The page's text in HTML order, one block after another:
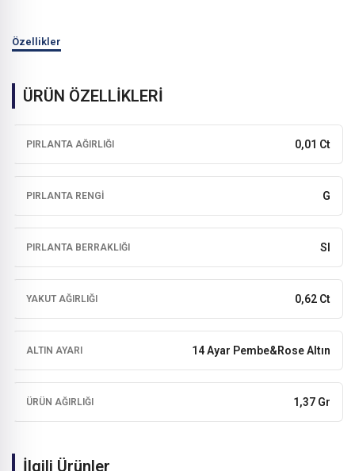
Özellikler
ÜRÜN ÖZELLİKLERİ
PIRLANTA AĞIRLIĞI 0,01 Ct
PIRLANTA RENGI G
PIRLANTA BERRAKLIĞI SI
YAKUT AĞIRLIĞI 0,62 Ct
ALTIN AYARI 14 Ayar Pembe&Rose Altın
ÜRÜN AĞIRLIĞI 1,37 Gr
İlgili Ürünler